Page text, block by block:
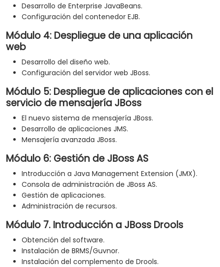
Desarrollo de Enterprise JavaBeans.
Configuración del contenedor EJB.
Módulo 4: Despliegue de una aplicación
web
Desarrollo del diseño web.
Configuración del servidor web JBoss.
Módulo 5: Despliegue de aplicaciones con el
servicio de mensajería JBoss
El nuevo sistema de mensajería JBoss.
Desarrollo de aplicaciones JMS.
Mensajería avanzada JBoss.
Módulo 6: Gestión de JBoss AS
Introducción a Java Management Extension (JMX).
Consola de administración de JBoss AS.
Gestión de aplicaciones.
Administración de recursos.
Módulo 7. Introducción a JBoss Drools
Obtención del software.
Instalación de BRMS/Guvnor.
Instalación del complemento de Drools.